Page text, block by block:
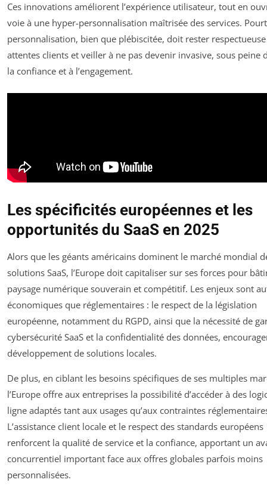
Ces innovations améliorent l’expérience utilisateur, tout en
voie à une hyper-personnalisation maîtrisée des services.
personnalisation, bien que plébiscitée, doit rester
attentes clients et veiller à ne pas devenir invasive, sous peine
la confiance et à l’engagement.
Les spécificités européennes et les
opportunités du SaaS en 2025
Alors que les géants américains dominent le marché mondial
solutions SaaS, l’Europe doit capitaliser sur ses forces pour
paysage numérique souverain et compétitif. Les enjeux sont
économiques que réglementaires : le respect de la législation
européenne, notamment du RGPD, ainsi que la nécessité de
cybersécurité SaaS et la confidentialité des données,
développement de solutions locales.
De plus, en ciblant les besoins spécifiques de ses multiples
l’Europe offre aux entreprises la possibilité d’accéder à des
ligne adaptés tant aux usages qu’aux contraintes
L’assistance client locale et le respect des standards européens
renforcent la qualité de service et la confiance, apportant un
concurrentiel important face aux offres globales parfois moins
personnalisées.